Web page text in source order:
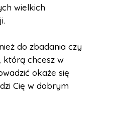
wielkich
do zbadania czy
którą chcesz w
okaże się
Cię w dobrym